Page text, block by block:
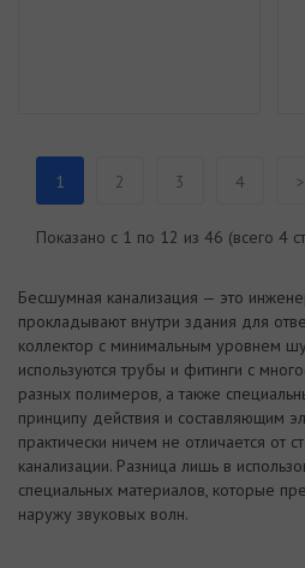
1 2 3 4 >
Показано с 1 по 12 из 46 (всего 4
Бесшумная канализация — это
прокладывают внутри здания для
коллектор с минимальным уровнем
используются трубы и фитинги с
разных полимеров, а также
принципу действия и составляющим
практически ничем не отличается от
канализации. Разница лишь в
специальных материалов, которые
наружу звуковых волн.